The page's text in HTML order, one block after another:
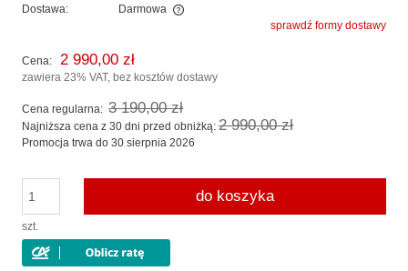
Dostawa:
Darmowa
Cena nie zawiera ewentualnych kosztów płatnościsprawdź formy dostawy
Cena: 2 990,00 zł
zawiera 23% VAT, bez kosztów dostawy
Cena regularna: 3 190,00 zł
Najniższa cena z 30 dni przed obniżką: 2 990,00 zł
Promocja trwa do 30 sierpnia 2026
szt.
do koszyka